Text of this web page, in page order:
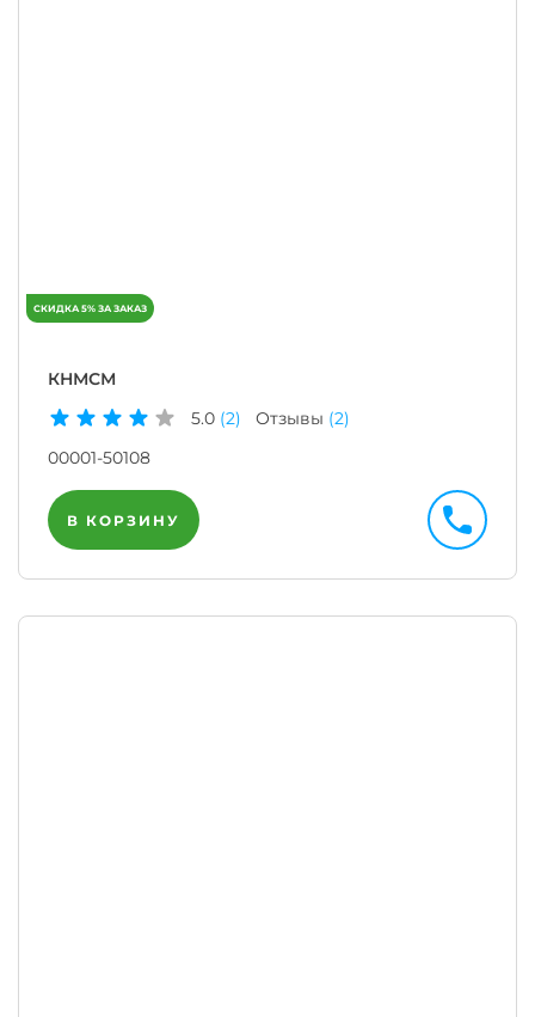
КНМСМ
5.0 (2) Отзывы (2)
00001-50108
В КОРЗИНУ